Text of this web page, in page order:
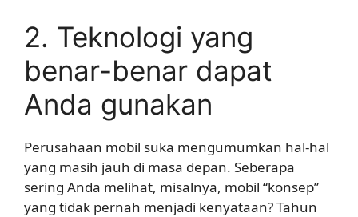
2. Teknologi yang
benar-benar dapat
Anda gunakan
Perusahaan mobil suka mengumumkan hal-hal
yang masih jauh di masa depan. Seberapa
sering Anda melihat, misalnya, mobil “konsep”
yang tidak pernah menjadi kenyataan? Tahun